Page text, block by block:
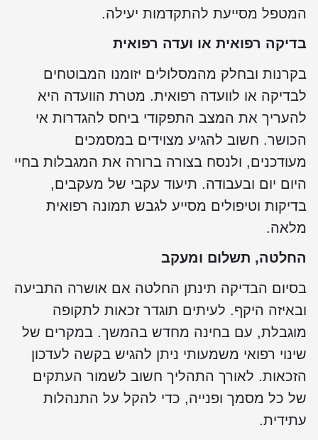
המטפל מסייעת להתקדמות יעילה.
בדיקה רפואית או ועדה רפואית
בקרנות ובחלק מהמסלולים יזומנו המבוטחים
לבדיקה או לוועדה רפואית. מטרת הוועדה היא
להעריך את המצב התפקודי ביחס להגדרות אי
הכושר. חשוב להגיע מצוידים במסמכים
מעודכנים, ולנסח בצורה ברורה את המגבלות בחיי
היום יום ובעבודה. תיעוד עקבי של מעקבים,
בדיקות וטיפולים מסייע לגבש תמונה רפואית
מלאה.
החלטה, תשלום ומעקב
בסיום הבדיקה תינתן החלטה אם אושרה התביעה
ובאיזה היקף. לעיתים תוגדר זכאות לתקופה
מוגבלת, עם בחינה מחדש בהמשך. במקרים של
שינוי רפואי משמעותי ניתן להגיש בקשה לעדכון
הזכאות. לאורך התהליך חשוב לשמור העתקים
של כל מסמך ופנייה, כדי להקל על התנהלות
עתידית.